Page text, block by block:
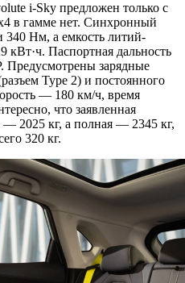
i-Sky предложен только с
в гамме нет. Синхронный
340 Нм, а емкость литий-
кВт·ч. Паспортная дальность
зарядные
Type 2) и постоянного
— 180 км/ч, время
что заявленная
— 2025 кг, а полная — 2345 кг,
320 кг.